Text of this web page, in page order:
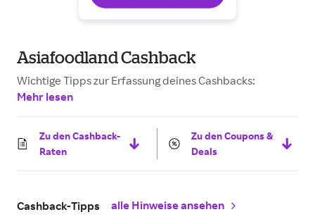
Asiafoodland Cashback
Wichtige Tipps zur Erfassung deines Cashbacks:
Mehr lesen
Zu den Cashback-
Raten
Zu den Coupons &
Deals
Cashback-Tipps alle Hinweise ansehen